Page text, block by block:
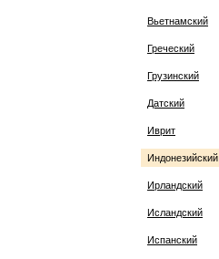
Вьетнамский
Греческий
Грузинский
Датский
Иврит
Индонезийский
Ирландский
Исландский
Испанский